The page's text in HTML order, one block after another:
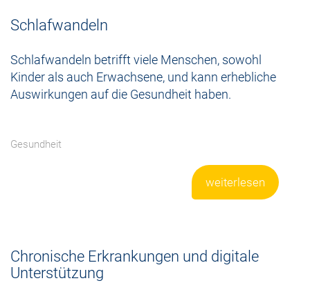
Schlafwandeln
Schlafwandeln betrifft viele Menschen, sowohl
Kinder als auch Erwachsene, und kann erhebliche
Auswirkungen auf die Gesundheit haben.
Gesundheit
weiterlesen
Chronische Erkrankungen und digitale
Unterstützung